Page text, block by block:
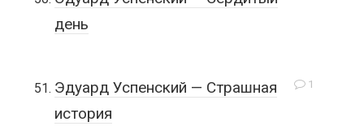
день
1
Эдуард Успенский — Страшная
история